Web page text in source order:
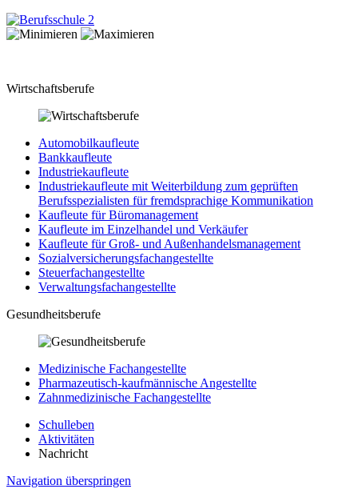
Wirtschaftsberufe
Automobilkaufleute
Bankkaufleute
Industriekaufleute
Industriekaufleute mit Weiterbildung zum geprüften
Berufsspezialisten für fremdsprachige Kommunikation
Kaufleute für Büromanagement
Kaufleute im Einzelhandel und Verkäufer
Kaufleute für Groß- und Außenhandelsmanagement
Sozialversicherungsfachangestellte
Steuerfachangestellte
Verwaltungsfachangestellte
Gesundheitsberufe
Medizinische Fachangestellte
Pharmazeutisch-kaufmännische Angestellte
Zahnmedizinische Fachangestellte
Schulleben
Aktivitäten
Nachricht
Navigation überspringen